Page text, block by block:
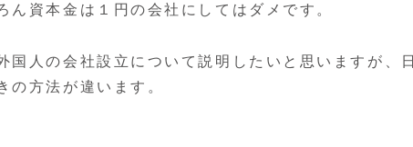
ん資本金は１円の会社にしてはダメです。
国人の会社設立について説明したいと思いますが
の方法が違います。